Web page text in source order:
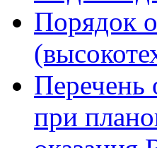
Порядок
Перечень
при